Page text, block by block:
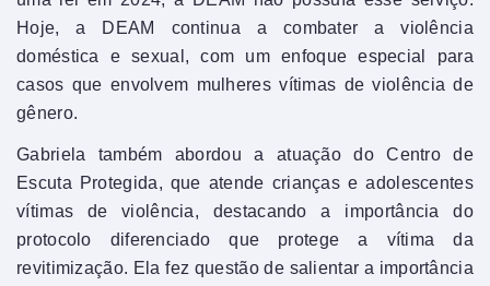
Hoje, a DEAM continua a combater a violência
doméstica e sexual, com um enfoque especial para
casos que envolvem mulheres vítimas de violência de
gênero.
Gabriela também abordou a atuação do Centro de
Escuta Protegida, que atende crianças e adolescentes
vítimas de violência, destacando a importância do
protocolo diferenciado que protege a vítima da
revitimização. Ela fez questão de salientar a importância